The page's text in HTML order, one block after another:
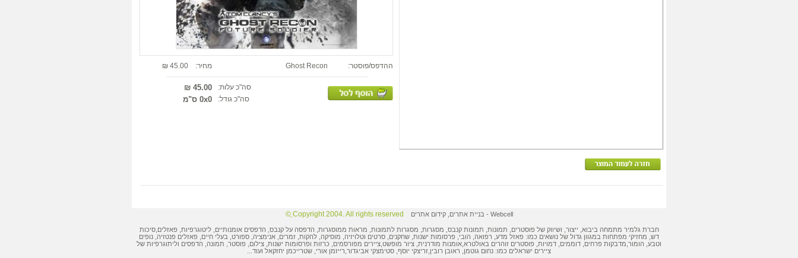
ההדפס/פוסטר: Ghost Recon מחיר: 45.00 ₪
סה"כ עלות: 45.00 ₪
סה"כ גודל: 0x0 ס"מ
Webcell
- בניית אתרים ,קידום אתרים Copyright 2004. All rights reserved ֲ©
חברת גלמיר מתמחה ביבוא, ייצור, ושיווק של פוסטרים תמונות , תמונות קנבס, מסגרות, מסגרות לתמונות , מראות ממוסגרות, הדפסה על קנבס הדפסים אומנותיים ,ליטוגרפיות פאזלים ,סיכות
דש מחזיקי מפתחות במגוון גדול של נושאים כמו: פאזל מדע, רפואה, הובי, פרסומות ישנות , שחקנים, סרטים וטלויזיה, מוסיקה, להקות, זמרים, אנימציה, ספורט, בעלי חיים, פאזלים פנטזיה, נופים
וטבע, הומור, מדבקות פרחים, דוממים, דמויות, פוסטרים זוהרים באולטרא, אומנות מודרנית ציור מופשט ציירים מפורסמים כרזות ופרסומות ישנות, צילום, פוסטר, תמונה, הדפסים וליתוגרפיות של
ציירים ישראלים כמו: נחום גוטמן ראובן רובין זריצקי יוסף סטימצקי אביגדור רייזמן אורי שטרייכמן יחזקאל ועוד...